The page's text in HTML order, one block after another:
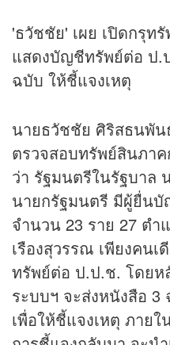
'ธวัชชัย' เผย เปิดกรุท
แสดงบัญชีทรัพย์ต่อ ป.
ฉบับ ให้ชี้แจงเหตุ
นายธวัชชัย ศิริสธนพัน
ตรวจสอบทรัพย์สินภาค
ว่า รัฐมนตรีในรัฐบาล
นายกรัฐมนตรี มีผู้ยื่น
จำนวน 23 ราย 27 ต
เรืองสุวรรณ เพียงคน
ทรัพย์ต่อ ป.ป.ช. โดย
ระบบฯ จะส่งหนังสือ
เพื่อให้ชี้แจงเหตุ ภายใ